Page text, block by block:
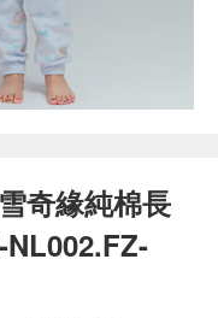
奇緣純棉長